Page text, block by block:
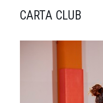
CARTA CLUB